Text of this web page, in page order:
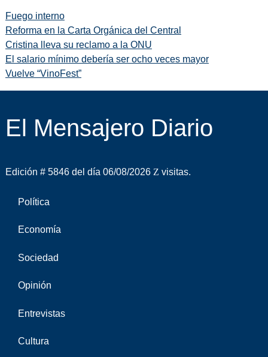
Fuego interno
Reforma en la Carta Orgánica del Central
Cristina lleva su reclamo a la ONU
El salario mínimo debería ser ocho veces mayor
Vuelve “VinoFest”
El Mensajero Diario
Edición # 5846 del día 06/08/2026 visitas.
Política
Economía
Sociedad
Opinión
Entrevistas
Cultura